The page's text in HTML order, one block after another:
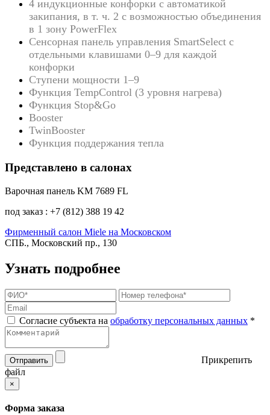
4 индукционные конфорки с автоматикой
закипания, в т. ч. 2 с возможностью объединения
в 1 зону PowerFlex
Сенсорная панель управления SmartSelect с
отдельными клавишами 0–9 для каждой
конфорки
Ступени мощности 1–9
Функция TempControl (3 уровня нагрева)
Функция Stop&Go
Booster
TwinBooster
Функция поддержания тепла
Представлено в салонах
Варочная панель KM 7689 FL
под заказ : +7 (812) 388 19 42
Фирменный салон Miele на Московском
СПБ., Московский пр., 130
Узнать подробнее
Согласие субъекта на обработку персональных данных *
Отправить
Прикрепить
файл
×
Форма заказа